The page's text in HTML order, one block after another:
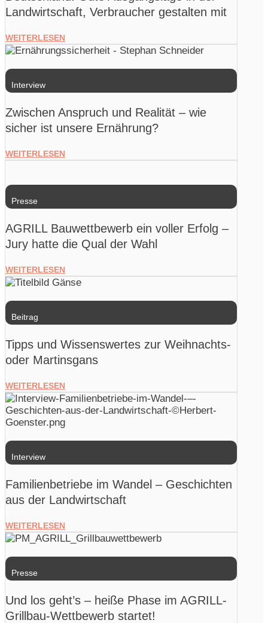
Landwirtschaft, Verbraucher gestalten mit
WEITERLESEN
Interview
Zwischen Anspruch und Realität – wie
sicher ist unsere Ernährung?
WEITERLESEN
Presse
AGRILL Bauwettbewerb ein voller Erfolg –
Jury hatte die Qual der Wahl
WEITERLESEN
Beitrag
Tipps und Wissenswertes zur Weihnachts-
oder Martinsgans
WEITERLESEN
Interview
Familienbetriebe im Wandel – Geschichten
aus der Landwirtschaft
WEITERLESEN
Presse
Und los geht’s – heiße Phase im AGRILL-
Grillbau-Wettbewerb startet!